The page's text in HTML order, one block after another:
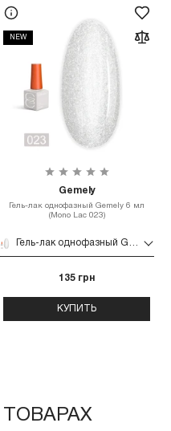
NEW
Gemely
Гель-лак однофазный Gemely 6 мл
(Mono Lac 023)
Гель-лак однофазный Gemely 6 мл (Mono Lac 023)
135 грн
КУПИТЬ